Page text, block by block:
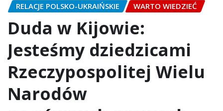
RELACJE POLSKO-UKRAIŃSKIE WARTO WIEDZIEĆ
Duda w Kijowie:
Jesteśmy dziedzicami
Rzeczypospolitej Wielu
Narodów